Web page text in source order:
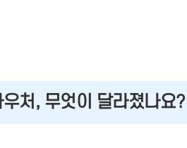
처, 무엇이 달라졌나요?